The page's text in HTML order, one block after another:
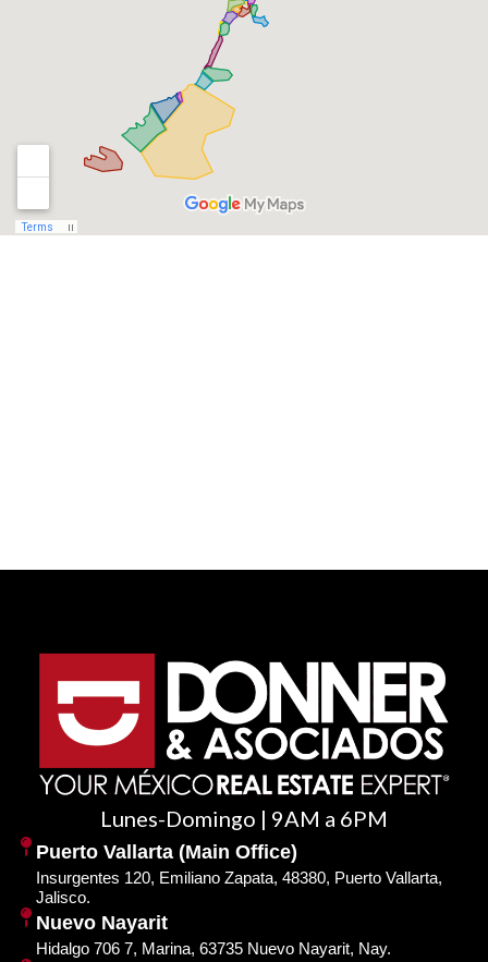
Lunes-Domingo | 9AM a 6PM
Puerto Vallarta (Main Office)
Insurgentes 120, Emiliano Zapata, 48380, Puerto Vallarta,
Jalisco.
Nuevo Nayarit
Hidalgo 706 7, Marina, 63735 Nuevo Nayarit, Nay.